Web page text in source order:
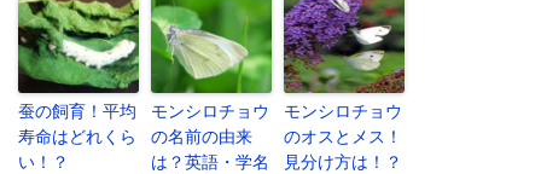
蚕の飼育！平均
寿命はどれくら
い！？
モンシロチョウ
の名前の由来
は？英語・学名
モンシロチョウ
のオスとメス！
見分け方は！？